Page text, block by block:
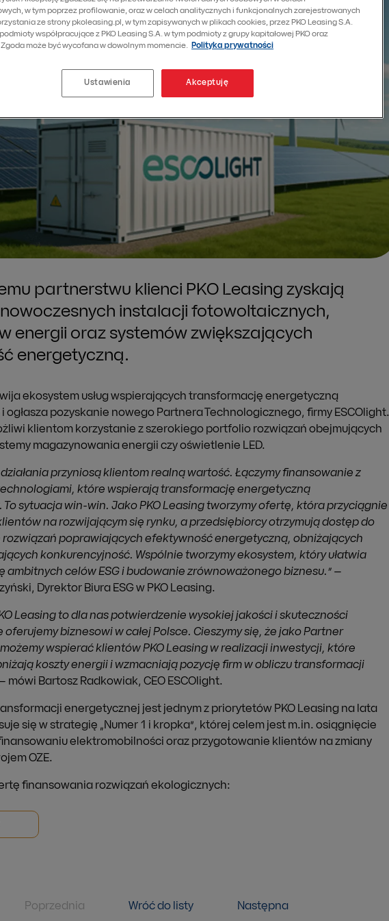
partnerstwu klienci PKO Leasing zyskają
instalacji fotowoltaicznych,
energii oraz systemów zwiększających
energetyczną.
ekosystem usług wspierających transformację energetyczną
ogłasza pozyskanie nowego Partnera Technologicznego, firmy ESCOlight.
klientom korzystanie z szerokiego portfolio rozwiązań obejmujących
magazynowania energii czy oświetlenie LED.
działania przyniosą klientom realną wartość. Łączymy finansowanie z
które wspierają transformację energetyczną
sytuacja win-win. Jako PKO Leasing tworzymy ofertę, która przyciągnie
na rozwijającym się rynku, a przedsiębiorcy otrzymują dostęp do
rozwiązań poprawiających efektywność energetyczną, obniżających
konkurencyjność. Wspólnie tworzymy ekosystem, który ułatwia
ambitnych celów ESG i budowanie zrównoważonego biznesu.”–
Dyrektor Biura ESG w PKO Leasing.
Leasing to dla nas potwierdzenie wysokiej jakości i skuteczności
biznesowi w całej Polsce. Cieszymy się, że jako Partner
wspierać klientów PKO Leasing w realizacji inwestycji, które
koszty energii i wzmacniają pozycję firm w obliczu transformacji
mówi Bartosz Radkowiak, CEO ESCOlight.
energetycznej jest jednym z priorytetów PKO Leasing na lata
się w strategię „Numer 1 i kropka”, której celem jest m.in. osiągnięcie
elektromobilności oraz przygotowanie klientów na zmiany
OZE.
finansowania rozwiązań ekologicznych:
Poprzednia Wróć do listy Następna
w tym poprzez profilowanie, oraz w celach analitycznych i funkcjonalnych zarejestrowanych
ze strony pkoleasing.pl, w tym zapisywanych w plikach cookies, przez PKO Leasing S.A.
współpracujące z PKO Leasing S.A. w tym podmioty z grupy kapitałowej PKO oraz
może być wycofana w dowolnym momencie. Polityka prywatności
Akceptuję
Ustawienia